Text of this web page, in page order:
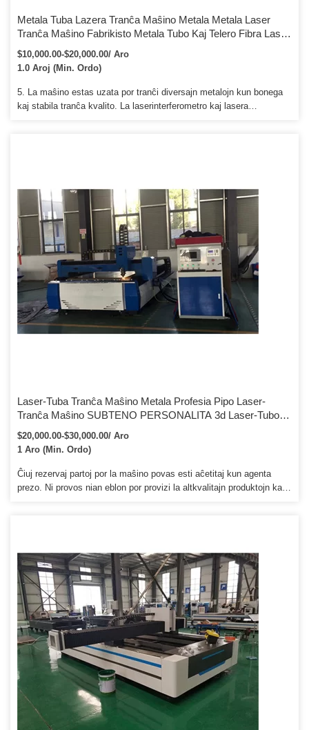
Metala Tuba Lazera Tranĉa Maŝino Metala Metala Laser
Tranĉa Maŝino Fabrikisto Metala Tubo Kaj Telero Fibra Laser
Tranĉa Maŝino Kun Rotacia Aparato
$10,000.00-$20,000.00/ Aro
1.0 Aroj (Min. Ordo)
5. La maŝino estas uzata por tranĉi diversajn metalojn kun bonega
kaj stabila tranĉa kvalito. La laserinterferometro kaj lasera
Laser-Tuba Tranĉa Maŝino Metala Profesia Pipo Laser-
Tranĉa Maŝino SUBTENO PERSONALITA 3d Laser-Tubo-
Tubo / Profesia Pipo Fibra Laser-Tranĉa Maŝino
$20,000.00-$30,000.00/ Aro
1 Aro (Min. Ordo)
Ĉiuj rezervaj partoj por la maŝino povas esti aĉetitaj kun agenta
prezo. Ni provos nian eblon por provizi la altkvalitajn produktojn kaj